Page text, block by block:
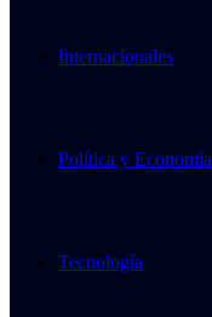
Internacionales
Política y Economía
Tecnología